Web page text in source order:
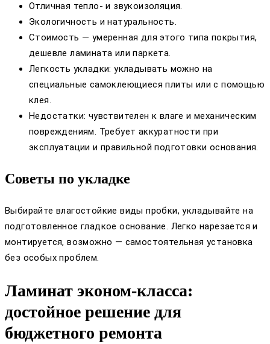
Отличная тепло- и звукоизоляция.
Экологичность и натуральность.
Стоимость — умеренная для этого типа покрытия,
дешевле ламината или паркета.
Легкость укладки: укладывать можно на
специальные самоклеющиеся плиты или с помощью
клея.
Недостатки: чувствителен к влаге и механическим
повреждениям. Требует аккуратности при
эксплуатации и правильной подготовки основания.
Советы по укладке
Выбирайте влагостойкие виды пробки, укладывайте на
подготовленное гладкое основание. Легко нарезается и
монтируется, возможно — самостоятельная установка
без особых проблем.
Ламинат эконом-класса:
достойное решение для
бюджетного ремонта